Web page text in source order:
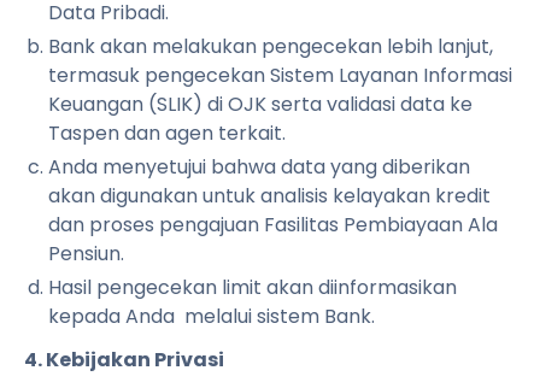
Data Pribadi.
Bank akan melakukan pengecekan lebih lanjut,
termasuk pengecekan Sistem Layanan Informasi
Keuangan (SLIK) di OJK serta validasi data ke
Taspen dan agen terkait.
Anda menyetujui bahwa data yang diberikan
akan digunakan untuk analisis kelayakan kredit
dan proses pengajuan Fasilitas Pembiayaan Ala
Pensiun.
Hasil pengecekan limit akan diinformasikan
kepada Anda melalui sistem Bank.
4. Kebijakan Privasi